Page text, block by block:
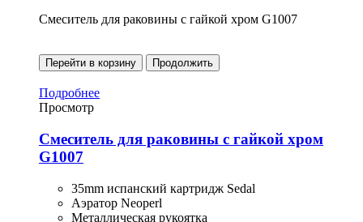
Смеситель для раковины с гайкой хром G1007
Перейти в корзину Продолжить
Подробнее
Просмотр
Смеситель для раковины с гайкой хром
G1007
35mm испанский картридж Sedal
Аэратор Neoperl
Металлическая рукоятка